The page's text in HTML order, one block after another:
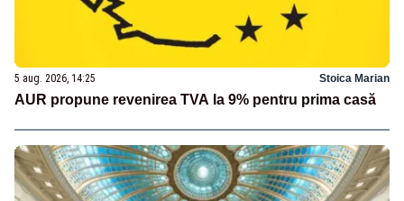
5 aug. 2026, 14:25 Stoica Marian
AUR propune revenirea TVA la 9% pentru prima casă